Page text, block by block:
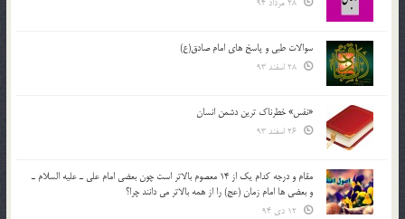
سوالات طبی و پاسخ های امام صادق(ع)
«نفس» خطرناک ترین دشمن انسان
مقام و درجه كدام يك از 14 معصوم بالاتر است چون بعضي امام علي ـ عليه السلام ـ
و بعضي ها امام زمان (عج) را از همه بالاتر مي دانند چرا؟